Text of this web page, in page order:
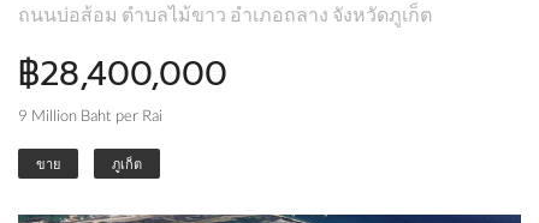
ถนนบ่อส้อม ตำบลไม้ขาว อำเภอถลาง จังหวัดภูเก็ต
฿28,400,000
9 Million Baht per Rai
ขาย ภูเก็ต